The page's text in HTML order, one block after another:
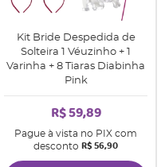
Kit Bride Despedida de
Solteira 1 Véuzinho + 1
Varinha + 8 Tiaras Diabinha
Pink
R$ 59,89
Pague à vista no PIX com
desconto R$ 56,90